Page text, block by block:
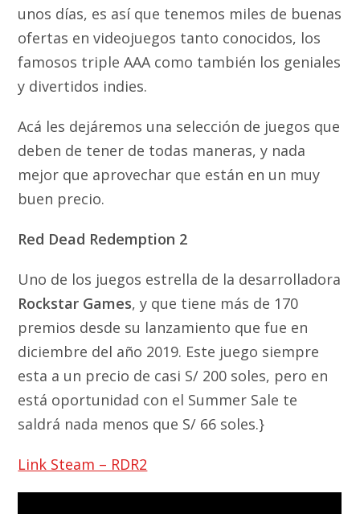
unos días, es así que tenemos miles de buenas
ofertas en videojuegos tanto conocidos, los
famosos triple AAA como también los geniales
y divertidos indies.
Acá les dejáremos una selección de juegos que
deben de tener de todas maneras, y nada
mejor que aprovechar que están en un muy
buen precio.
Red Dead Redemption 2
Uno de los juegos estrella de la desarrolladora
Rockstar Games, y que tiene más de 170
premios desde su lanzamiento que fue en
diciembre del año 2019. Este juego siempre
esta a un precio de casi S/ 200 soles, pero en
está oportunidad con el Summer Sale te
saldrá nada menos que S/ 66 soles.}
Link Steam – RDR2